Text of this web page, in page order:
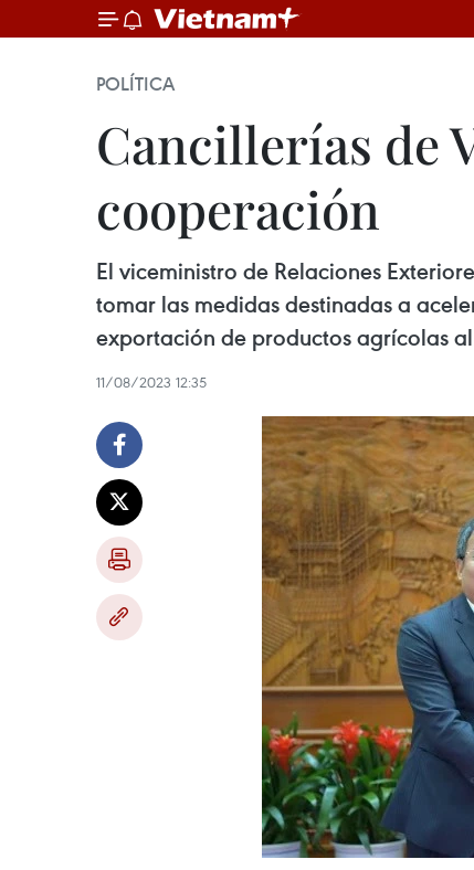
POLÍTICA
Cancillerías de
cooperación
El viceministro de Relaciones
tomar las medidas destinadas a
exportación de productos agrícolas
11/08/2023 12:35